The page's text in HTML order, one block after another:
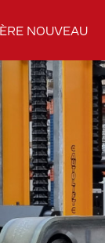
NOUVEAU